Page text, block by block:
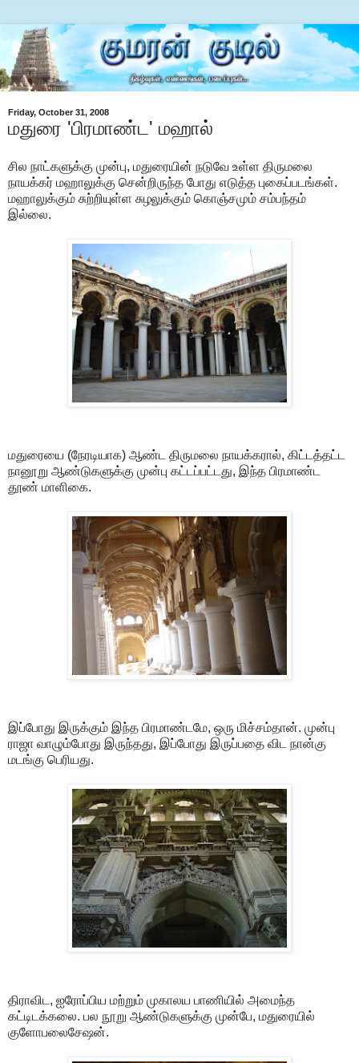
Friday, October 31, 2008
மதுரை 'பிரமாண்ட' மஹால்
சில நாட்களுக்கு முன்பு, மதுரையின் நடுவே உள்ள திருமலை
நாயக்கர் மஹாலுக்கு சென்றிருந்த போது எடுத்த புகைப்படங்கள்.
மஹாலுக்கும் சுற்றியுள்ள சுழலுக்கும் கொஞ்சமும் சம்பந்தம்
இல்லை.
மதுரையை (நேரடியாக) ஆண்ட திருமலை நாயக்கரால், கிட்டத்தட்ட
நானூறு ஆண்டுகளுக்கு முன்பு கட்டப்பட்டது, இந்த பிரமாண்ட
தூண் மாளிகை.
இப்போது இருக்கும் இந்த பிரமாண்டமே, ஒரு மிச்சம்தான். முன்பு
ராஜா வாழும்போது இருந்தது, இப்போது இருப்பதை விட நான்கு
மடங்கு பெரியது.
திராவிட, ஐரோப்பிய மற்றும் முகாலய பாணியில் அமைந்த
கட்டிடக்கலை. பல நூறு ஆண்டுகளுக்கு முன்பே, மதுரையில்
குளோபலைசேஷன்.